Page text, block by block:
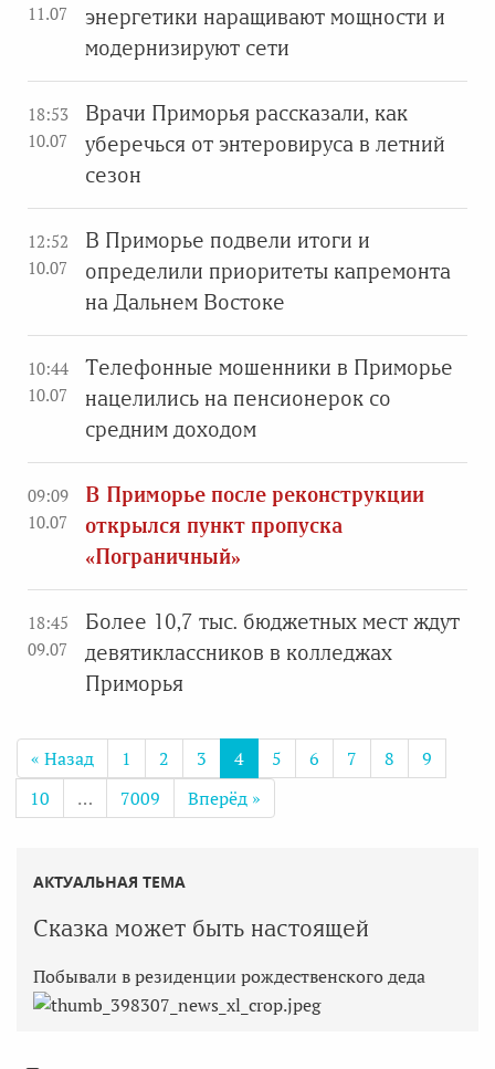
11.07
энергетики наращивают мощности и
модернизируют сети
18:53
10.07
Врачи Приморья рассказали, как
уберечься от энтеровируса в летний
сезон
12:52
10.07
В Приморье подвели итоги и
определили приоритеты капремонта
на Дальнем Востоке
10:44
10.07
Телефонные мошенники в Приморье
нацелились на пенсионерок со
средним доходом
09:09
10.07
В Приморье после реконструкции
открылся пункт пропуска
«Пограничный»
18:45
09.07
Более 10,7 тыс. бюджетных мест ждут
девятиклассников в колледжах
Приморья
« Назад 1 2 3 4 5 6 7 8
9
10
… 7009 Вперёд »
АКТУАЛЬНАЯ ТЕМА
Сказка может быть настоящей
Побывали в резиденции рождественского деда